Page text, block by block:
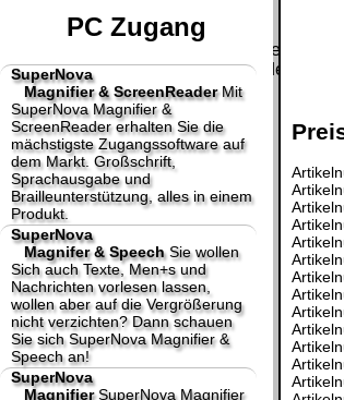
PC Zugang
SuperNova
Magnifier & ScreenReaderMit
SuperNova Magnifier &
ScreenReader erhalten Sie die
mächstigste Zugangssoftware auf
dem Markt. Großschrift,
Sprachausgabe und
Brailleunterstützung, alles in einem
Produkt.
SuperNova
Magnifer & SpeechSie wollen
Sich auch Texte, Men+s und
Nachrichten vorlesen lassen,
wollen aber auf die Vergrößerung
nicht verzichten? Dann schauen
Sie sich SuperNova Magnifier &
Speech an!
SuperNova
MagnifierSuperNova Magnifier
Diese Website nutzt Cookies, um
This website uses cookies to provide the
Ok, verstanden Mehr Infos